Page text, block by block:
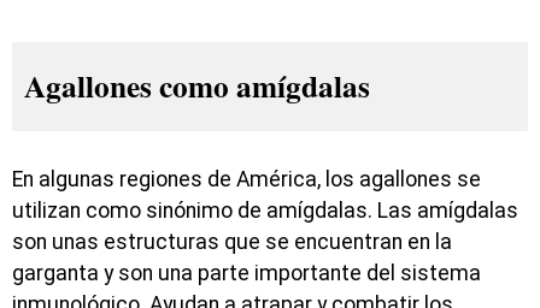
Agallones como amígdalas
En algunas regiones de América, los agallones se
utilizan como sinónimo de amígdalas. Las amígdalas
son unas estructuras que se encuentran en la
garganta y son una parte importante del sistema